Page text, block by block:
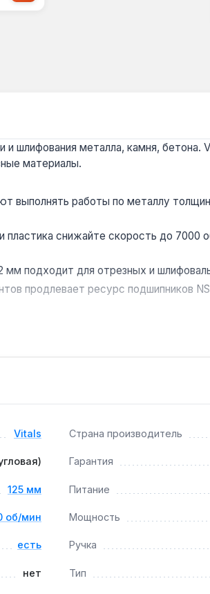
шлифования металла, камня, бетона.
материалы.
выполнять работы по металлу
пластика снижайте скорость до
подходит для отрезных и
продлевает ресурс подшипников
и ремонте: резка арматуры,
до 5 мм без остановки, при условии
для домашнего использования —
Vitals Страна производитель
Гарантия
125 мм Питание
об/мин Мощность
есть Ручка
нет Тип